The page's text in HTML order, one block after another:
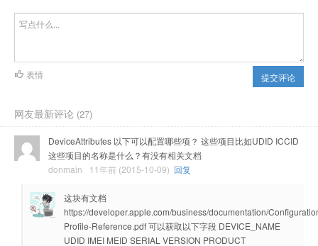
提交评论
表情
网友最新评论 (27)
DeviceAttributes 以下可以配置哪些项？ 这些项目比如UDID ICCID
这些项目的名称是什么？有没有相关文档
donmain
11年前 (2015-10-09) 回复
这块有文档
https://developer.apple.com/business/documentation/
Profile-Reference.pdf 可以获取以下字段 DEVICE_NAME
UDID IMEI MEID SERIAL VERSION PRODUCT